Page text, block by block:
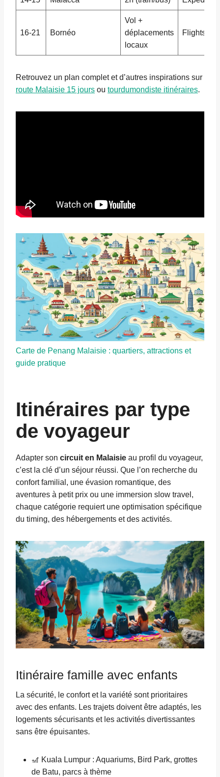
16-21 Bornéo
Vol +
déplacements
locaux
Flights
Retrouvez un plan complet et d’autres inspirations sur
route Malaisie 15 jours ou tourdumondiste itinéraires.
Carte de Penang Malaisie : quartiers, attractions et
guide pratique
Itinéraires par type
de voyageur
Adapter son circuit en Malaisie au profil du voyageur,
c’est la clé d’un séjour réussi. Que l’on recherche du
confort familial, une évasion romantique, des
aventures à petit prix ou une immersion slow travel,
chaque catégorie requiert une optimisation spécifique
du timing, des hébergements et des activités.
Itinéraire famille avec enfants
La sécurité, le confort et la variété sont prioritaires
avec des enfants. Les trajets doivent être adaptés, les
logements sécurisants et les activités divertissantes
sans être épuisantes.
🎢 Kuala Lumpur : Aquariums, Bird Park, grottes
de Batu, parcs à thème